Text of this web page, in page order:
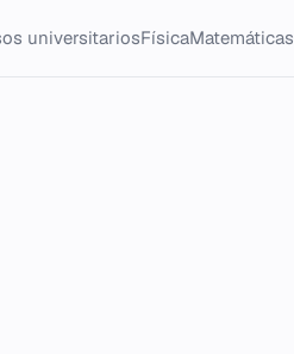
universitariosFísicaMatemáticas